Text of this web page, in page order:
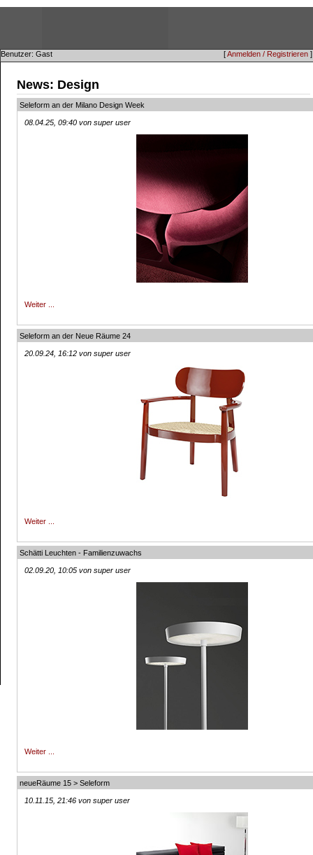
[Anmelden / Registrieren ]
Benutzer: Gast
News: Design
Seleform an der Milano Design Week
08.04.25, 09:40 von super user
Weiter ...
Seleform an der Neue Räume 24
20.09.24, 16:12 von super user
Weiter ...
Schätti Leuchten - Familienzuwachs
02.09.20, 10:05 von super user
Weiter ...
neueRäume 15 > Seleform
10.11.15, 21:46 von super user